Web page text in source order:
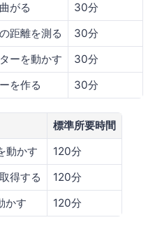
がる
30分
距離を測る
30分
ーを動かす
30分
を作る
30分
標準所要時間
動かす
120分
得する
120分
かす
120分